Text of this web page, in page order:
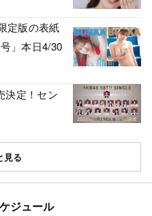
定版の表紙
」本日4/30
決定！セン
見る
ジュール